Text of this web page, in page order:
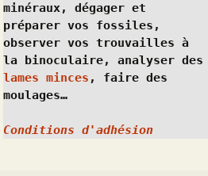
minéraux, dégager et
préparer vos fossiles,
observer vos trouvailles à
lames minces , faire des
moulages…
Conditions d'adhésion